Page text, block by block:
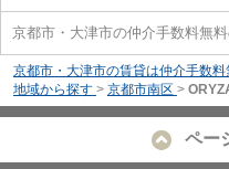
京都市・大津市の仲介手数料無
京都市・大津市の賃貸は仲介手数
地域から探す > 京都市南区 >
ペー